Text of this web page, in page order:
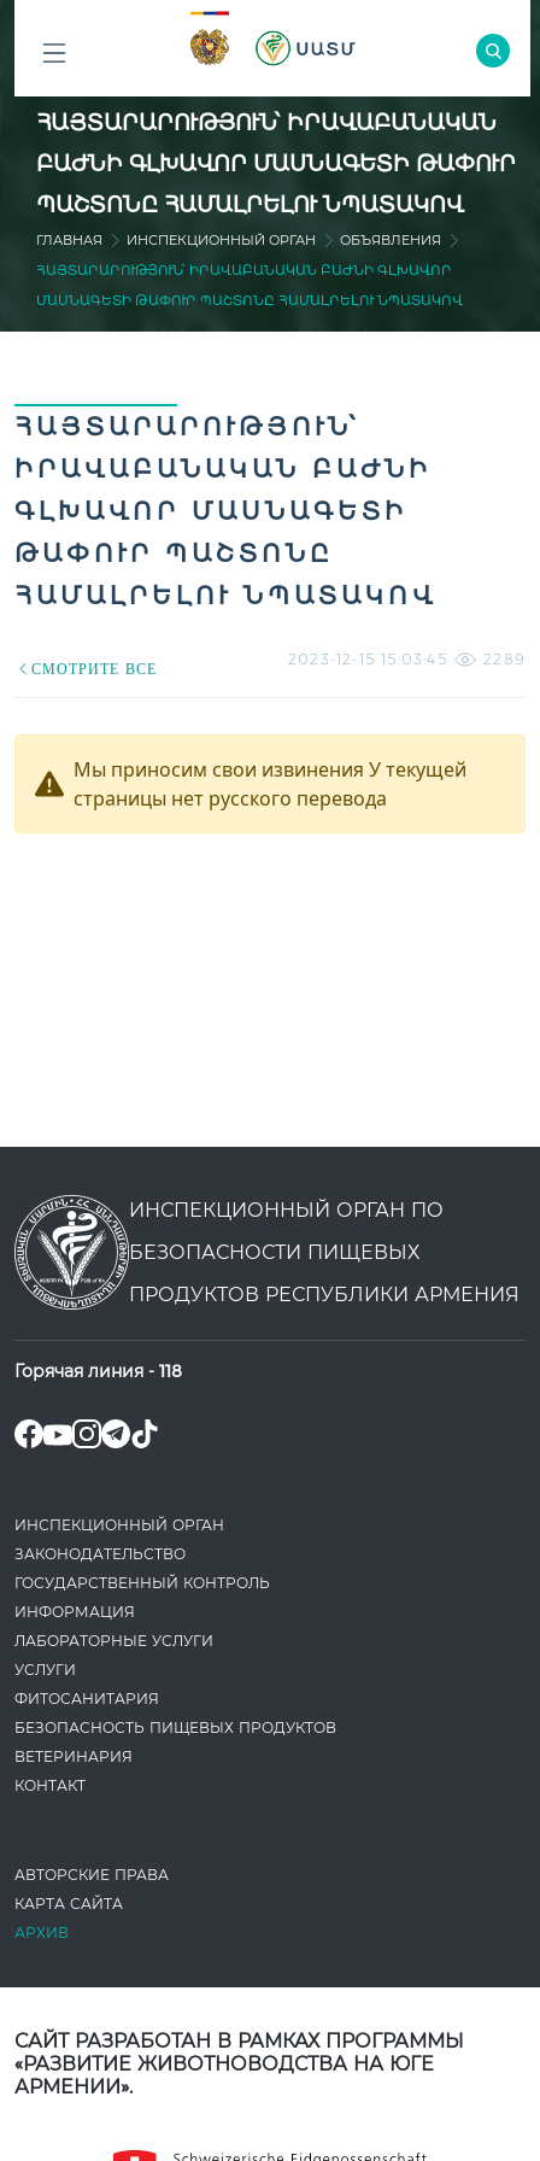
ԲՈԼՈՐ
ԲԱԺԻՆՆԵՐԸ
ՀԱՅՏԱՐԱՐՈՒԹՅՈՒՆ՝ ԻՐԱՎԱԲԱՆԱԿԱՆ
ԲԱԺՆԻ ԳԼԽԱՎՈՐ ՄԱՍՆԱԳԵՏԻ ԹԱՓՈՒՐ
ՊԱՇՏՈՆԸ ՀԱՄԱԼՐԵԼՈՒ ՆՊԱՏԱԿՈՎ
ГЛАВНАЯ ИНСПЕКЦИОННЫЙ ОРГАН
ОБЪЯВЛЕНИЯ
ՀԱՅՏԱՐԱՐՈՒԹՅՈՒՆ՝ ԻՐԱՎԱԲԱՆԱԿԱՆ ԲԱԺՆԻ ԳԼԽԱՎՈՐ
ՄԱՍՆԱԳԵՏԻ ԹԱՓՈՒՐ ՊԱՇՏՈՆԸ ՀԱՄԱԼՐԵԼՈՒ ՆՊԱՏԱԿՈՎ
ՀԱՅՏԱՐԱՐՈՒԹՅՈՒՆ՝
ԻՐԱՎԱԲԱՆԱԿԱՆ ԲԱԺՆԻ
ԳԼԽԱՎՈՐ ՄԱՍՆԱԳԵՏԻ
ԹԱՓՈՒՐ ՊԱՇՏՈՆԸ
ՀԱՄԱԼՐԵԼՈՒ ՆՊԱՏԱԿՈՎ
СМОТРИТЕ ВСЕ
2023-12-15 15:03:45 2289
Мы приносим свои извинения У текущей
страницы нет русского перевода
ИНСПЕКЦИОННЫЙ ОРГАН ПО
БЕЗОПАСНОСТИ ПИЩЕВЫХ
ПРОДУКТОВ РЕСПУБЛИКИ АРМЕНИЯ
Горячая линия - 118
ИНСПЕКЦИОННЫЙ ОРГАН
ЗАКОНОДАТЕ­ЛЬСТВО
ГОСУДАРСТВЕННЫЙ КОНТРОЛЬ
ИНФОРМАЦИЯ
ЛАБОРАТОРНЫЕ УСЛУГИ
УСЛУГИ
ФИТОСАНИТАРИЯ
БЕЗОПАСНОСТЬ ПИЩЕВЫХ ПРОДУКТОВ
ВЕТЕРИНАРИЯ
КОНТАКТ
АВТОРСКИЕ ПРАВА
КАРТА САЙТА
АРХИВ
САЙТ РАЗРАБОТАН В РАМКАХ ПРОГРАММЫ
«РАЗВИТИЕ ЖИВОТНОВОДСТВА НА ЮГЕ
АРМЕНИИ».